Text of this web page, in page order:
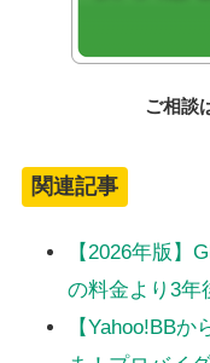
ご相談
関連記事
【2026年版】
の料金より3年
【Yahoo!BB